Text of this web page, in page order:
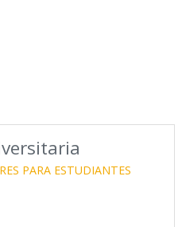
PARA ESTUDIANTES